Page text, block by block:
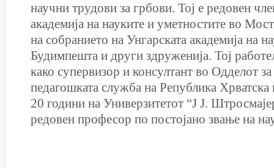
научни трудови за грбови. Тој е редовен
академија на науките и уметностите во
на собранието на Унгарската академија на
Будимпешта и други здруженија. Тој
како супервизор и консултант во Одделот
педагошката служба на Република Хрватска
20 години на Универзитетот “Ј Ј.
редовен професор по постојано звање на